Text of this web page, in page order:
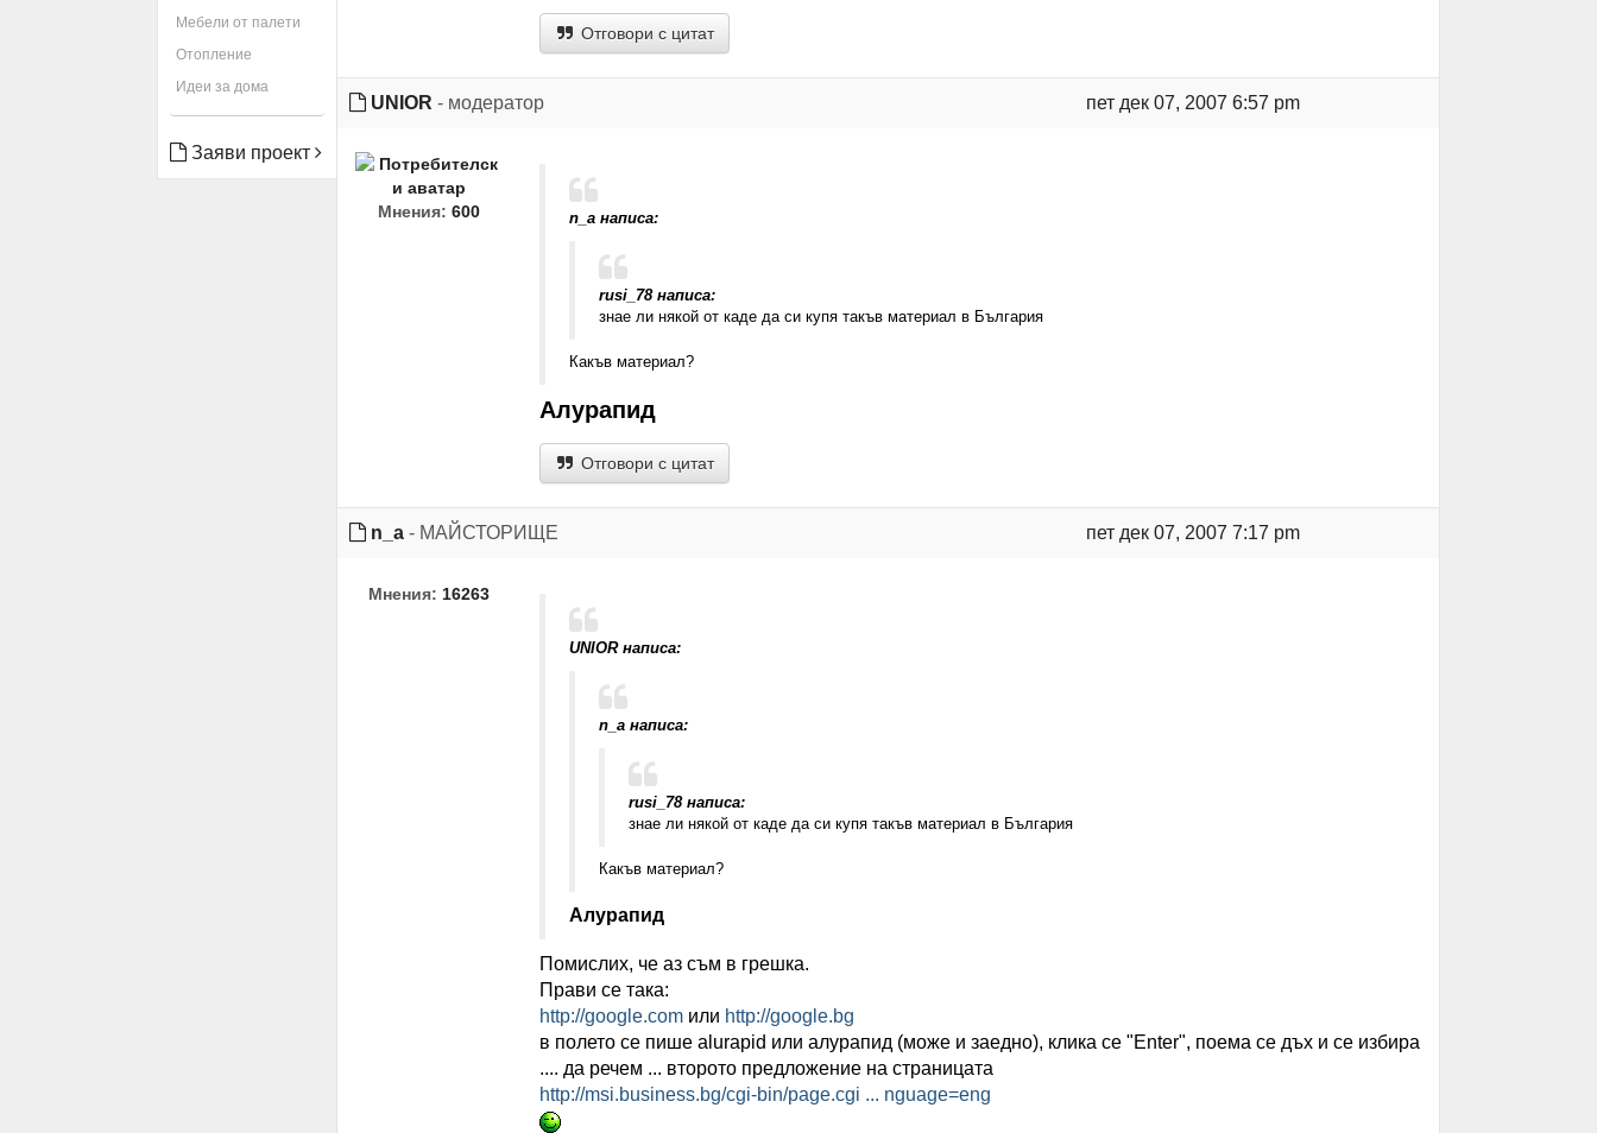
Мебели от палети
Отопление
Идеи за дома
Заяви проект
Отговори с цитат
UNIOR - модератор пет дек 07, 2007 6:57 pm
Мнения: 600 n_a написа:
rusi_78 написа:
знае ли някой от каде да си купя такъв материал в България
Какъв материал?
Алурапид
Отговори с цитат
n_a - МАЙСТОРИЩЕ пет дек 07, 2007 7:17 pm
Мнения: 16263
UNIOR написа:
n_a написа:
rusi_78 написа:
знае ли някой от каде да си купя такъв материал в България
Какъв материал?
Алурапид
Помислих, че аз съм в грешка.
Прави се така:
http://google.comили http://google.bg
в полето се пише alurapid или алурапид (може и заедно), клика се "Enter", поема се дъх и се избира
.... да речем ... второто предложение на страницата
http://msi.business.bg/cgi-bin/page.cgi ... nguage=eng